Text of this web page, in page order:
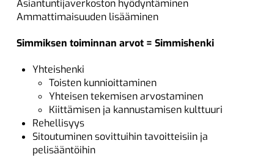
Asiantuntijaverkoston hyödyntäminen
Ammattimaisuuden lisääminen
Simmiksen toiminnan arvot = Simmishenki
Yhteishenki
Toisten kunnioittaminen
Yhteisen tekemisen arvostaminen
Kiittämisen ja kannustamisen kulttuuri
Rehellisyys
Sitoutuminen sovittuihin tavoitteisiin ja
pelisääntöihin